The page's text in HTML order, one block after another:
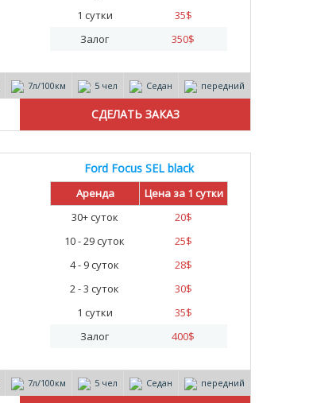
1 сутки
35$
Залог
350$
7л/100км 5 чел Седан передний
Ford Focus SEL black
Аренда
Цена за 1 сутки
30+ суток
20$
10 - 29 суток
25$
4 - 9 суток
28$
2 - 3 суток
30$
1 сутки
35$
Залог
400$
7л/100км 5 чел Седан передний